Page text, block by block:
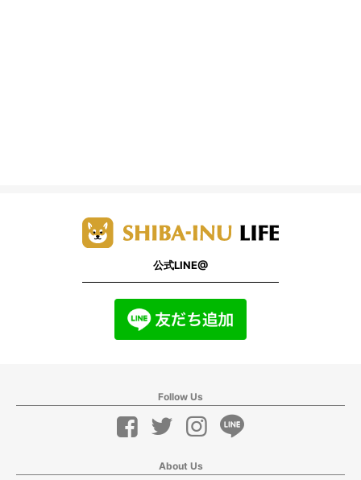
公式LINE@
Follow Us
About Us